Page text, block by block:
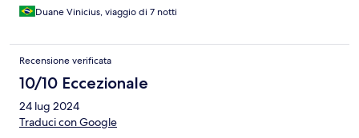
Duane Vinicius, viaggio di 7 notti
Recensione verificata
10/10 Eccezionale
24 lug 2024
Traduci con Google